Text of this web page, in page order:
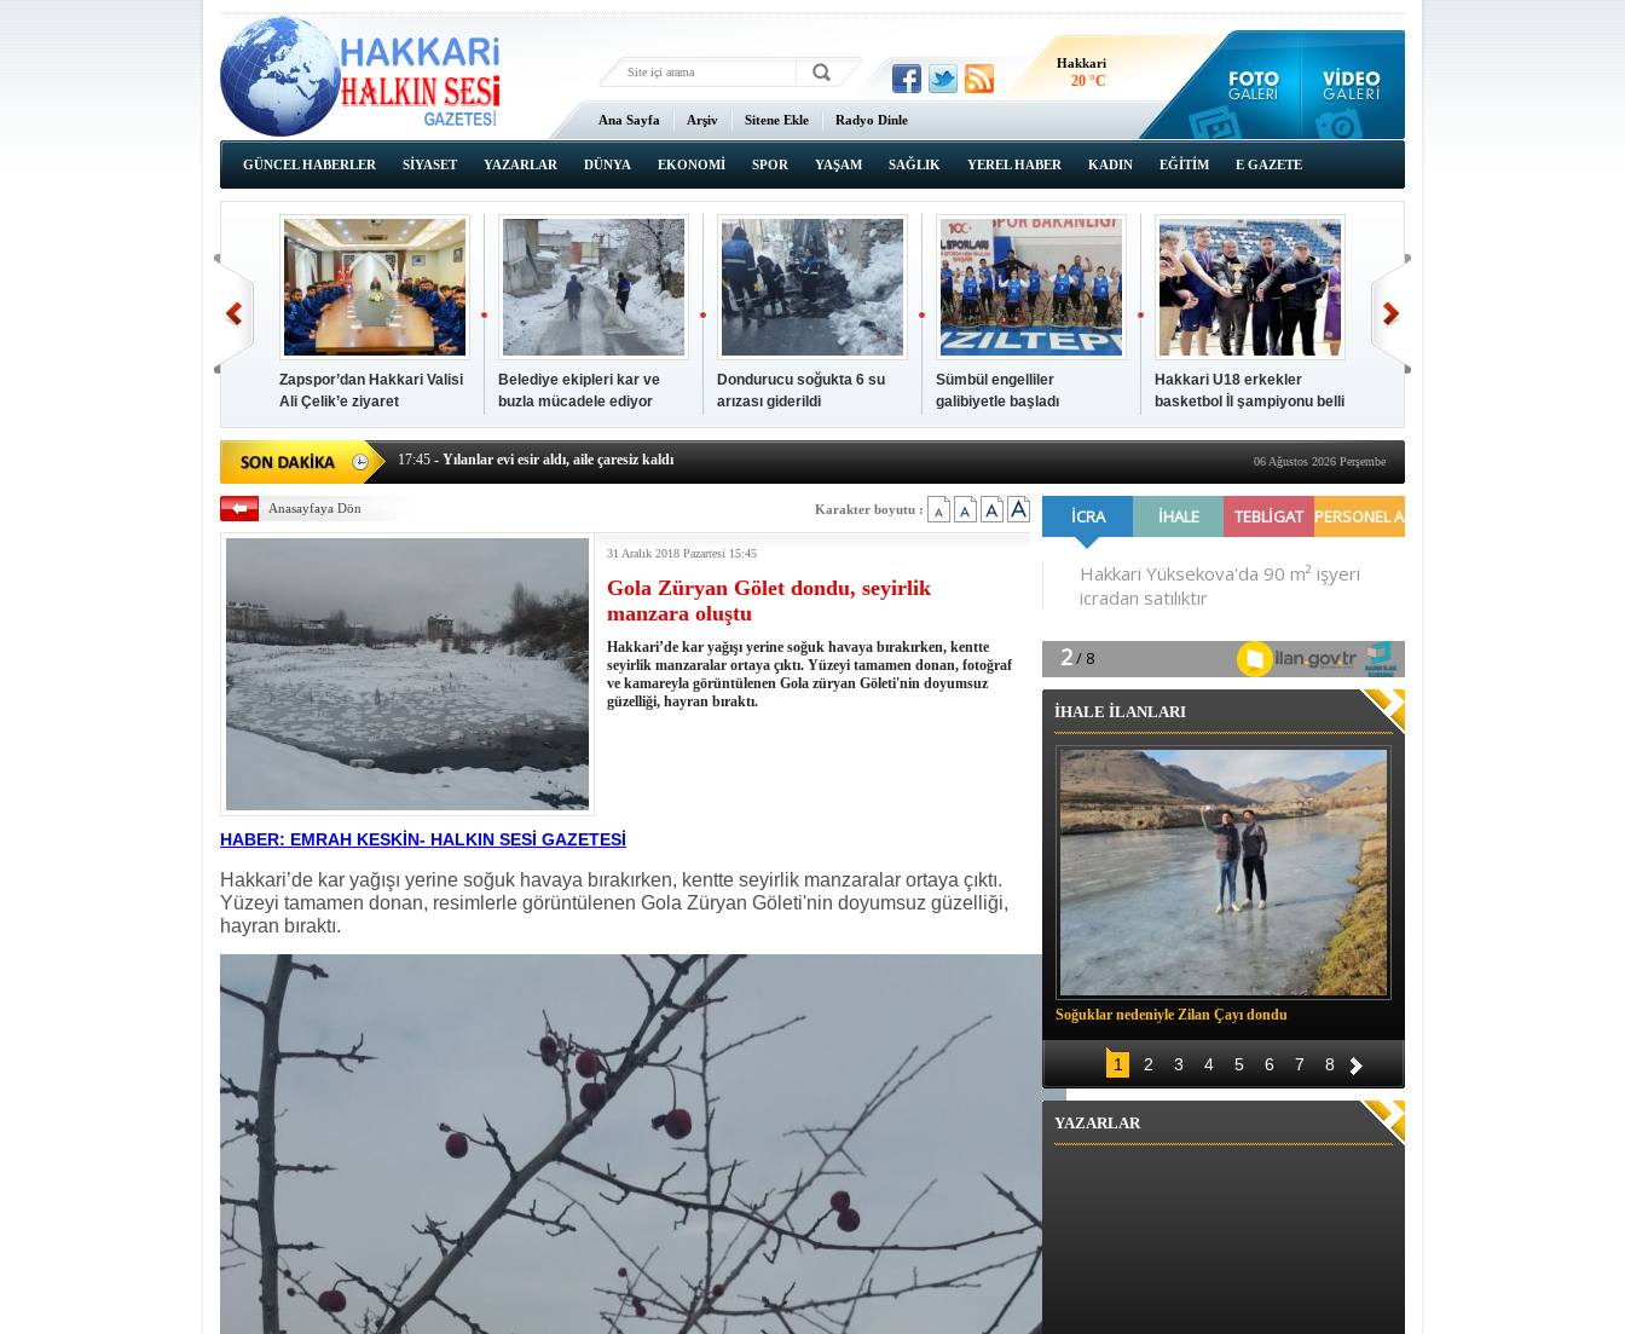
Hakkari
20 °C
Ana Sayfa Arşiv Sitene Ekle Radyo Dinle
GÜNCEL HABERLER SİYASET YAZARLAR DÜNYA EKONOMİ SPOR YAŞAM SAĞLIK YEREL HABER KADIN EĞİTİM E GAZETE
Zapspor’dan Hakkari Valisi
Ali Çelik’e ziyaret
Belediye ekipleri kar ve
buzla mücadele ediyor
Dondurucu soğukta 6 su
arızası giderildi
Sümbül engelliler
galibiyetle başladı
Hakkari U18 erkekler
basketbol İl şampiyonu belli
oldu
Toplantısı yapıldı
14:38
- Başkan Kaya, Oda ve sendika temsilcilerini ağırladı
17:43 - Hakkari Cumhuriyet Başsavcısı Ufuk Turan görevine başladı
17:39- Güneydoğu'dan Berçelan'a serinlik yolculuğu
- Başkan Büyüksu: Gençlerimiz için geleceğe yatırım yapıyoruz
17:35- Hakkari'ye Raftingde Çifte Gurur
- Dağcı Yüksel Işık'ın izini köylüler buldu
- Hayvanlar Şarbona karşı aşılanıyor
- Hakkari'de yaz ortasında kış manzarası
19:22- Cennet-Cehennem Vadisi'nde tarihi güreş finali
19:19 - CHP Hakkari ve 26 il başkanını görevden aldı
19:17- Cennet Cehennem Vadisi'nde şampiyonluk mücadelesi start aldı
19:13- Bakan Yardımcısı Çelik, Aşiret Lideri Keskin'i ziyaret etti
19:10- Hakkari'de 503 kilogram Esrar ele geçirildi
- Bakan Yardımcısı Ali Çelik Hakkari’de sevgi seli
06 Ağustos 2026 Perşembe
Anasayfaya Dön Karakter boyutu :
31 Aralık 2018 Pazartesi 15:45
Gola Züryan Gölet dondu, seyirlik
manzara oluştu
Hakkari’de kar yağışı yerine soğuk havaya bırakırken, kentte
seyirlik manzaralar ortaya çıktı. Yüzeyi tamamen donan, fotoğraf
ve kamareyla görüntülenen Gola züryan Göleti'nin doyumsuz
güzelliği, hayran bıraktı.
HABER: EMRAH KESKİN- HALKIN SESİ GAZETESİ
Hakkari’de kar yağışı yerine soğuk havaya bırakırken, kentte seyirlik manzaralar ortaya çıktı.
Yüzeyi tamamen donan, resimlerle görüntülenen Gola Züryan Göleti'nin doyumsuz güzelliği,
hayran bıraktı.
İHALE İLANLARI
Soğuklar nedeniyle Zilan Çayı dondu
1 2 3 4 5 6 7 8
YAZARLAR